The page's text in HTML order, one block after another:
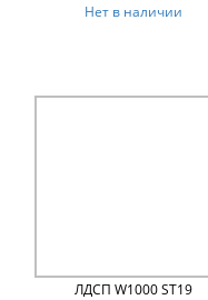
Нет в наличии
ЛДСП W1000 ST19